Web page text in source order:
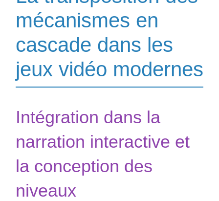
mécanismes en
cascade dans les
jeux vidéo modernes
Intégration dans la
narration interactive et
la conception des
niveaux